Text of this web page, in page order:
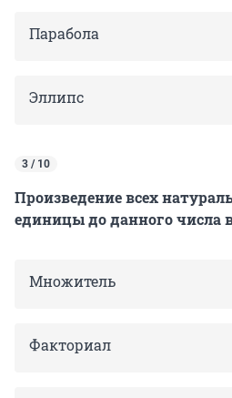
Парабола
Эллипс
3 / 10
Произведение всех
единицы до данного числа
Множитель
Факториал